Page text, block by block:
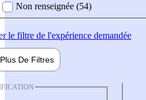
Non renseignée (54)
le filtre de l'expérience demandée
Plus De Filtres